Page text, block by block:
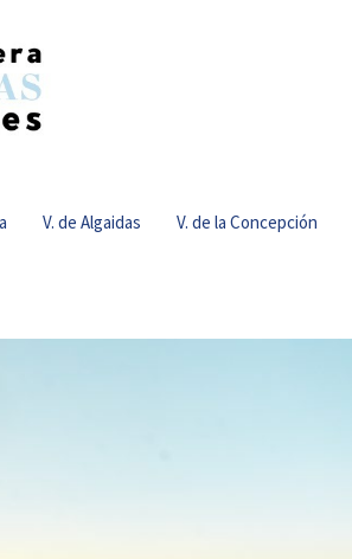
V. de Algaidas V. de la Concepción